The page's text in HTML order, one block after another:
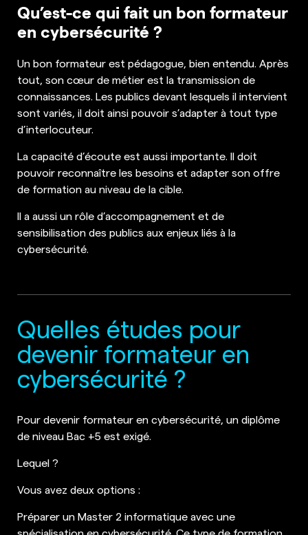
Qu’est-ce qui fait un bon formateur
en cybersécurité ?
Un bon formateur est pédagogue, bien entendu. Après
tout, son cœur de métier est la transmission de
connaissances. Les publics devant lesquels il intervient
sont variés, il doit ainsi pouvoir s’adapter à tout type
d’interlocuteur.
La capacité d’écoute est aussi importante. Il doit
pouvoir reconnaître les besoins et adapter son offre
de formation au niveau de la cible.
Il a aussi un rôle d’accompagnement et de
sensibilisation des publics aux enjeux liés à la
cybersécurité.
Quelles études pour
devenir formateur en
cybersécurité ?
Pour devenir formateur en cybersécurité, un diplôme
de niveau Bac +5 est exigé.
Lequel ?
Vous avez deux options :
Préparer un Master 2 informatique avec une